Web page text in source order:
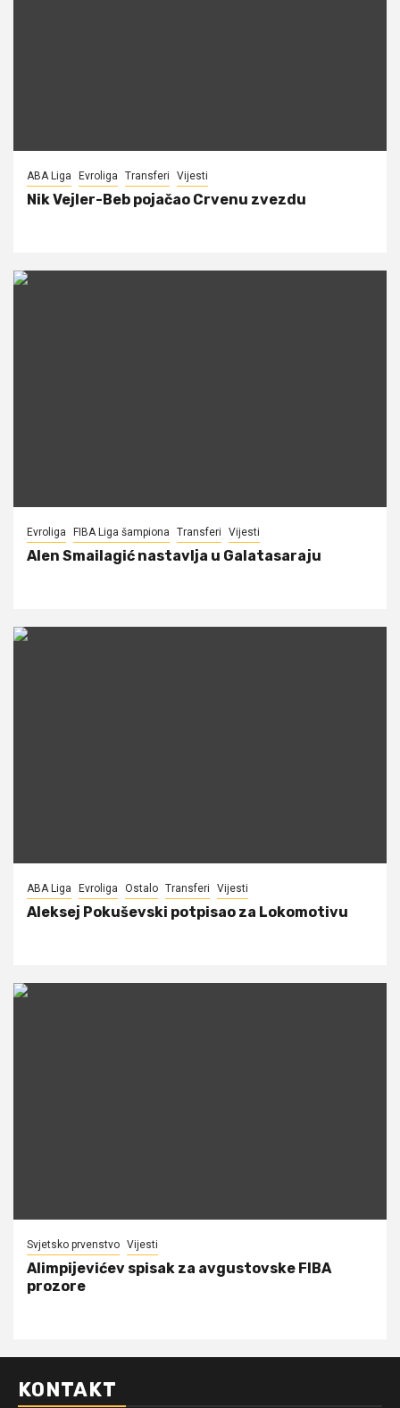
ABA Liga Evroliga Transferi Vijesti
Nik Vejler-Beb pojačao Crvenu zvezdu
Evroliga FIBA Liga šampiona Transferi Vijesti
Alen Smailagić nastavlja u Galatasaraju
ABA Liga Evroliga Ostalo Transferi Vijesti
Aleksej Pokuševski potpisao za Lokomotivu
Svjetsko prvenstvo Vijesti
Alimpijevićev spisak za avgustovske FIBA
prozore
KONTAKT